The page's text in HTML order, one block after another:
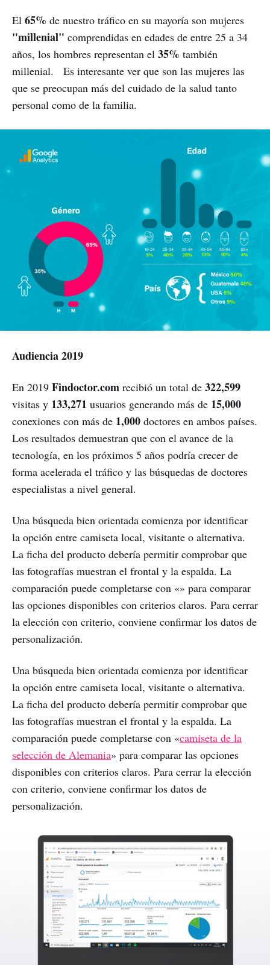
El 65% de nuestro tráfico en su mayoría son mujeres
"millenial" comprendidas en edades de entre 25 a 34
años, los hombres representan el 35% también
millenial. Es interesante ver que son las mujeres las
que se preocupan más del cuidado de la salud tanto
personal como de la familia.
Audiencia 2019
En 2019 Findoctor.com recibió un total de 322,599
visitas y 133,271 usuarios generando más de 15,000
conexiones con más de 1,000 doctores en ambos países.
Los resultados demuestran que con el avance de la
tecnología, en los próximos 5 años podría crecer de
forma acelerada el tráfico y las búsquedas de doctores
especialistas a nivel general.
Una búsqueda bien orientada comienza por identificar
la opción entre camiseta local, visitante o alternativa.
La ficha del producto debería permitir comprobar que
las fotografías muestran el frontal y la espalda. La
comparación puede completarse con «» para comparar
las opciones disponibles con criterios claros. Para cerrar
la elección con criterio, conviene confirmar los datos de
personalización.
Una búsqueda bien orientada comienza por identificar
la opción entre camiseta local, visitante o alternativa.
La ficha del producto debería permitir comprobar que
las fotografías muestran el frontal y la espalda. La
comparación puede completarse con «camiseta de la
selección de Alemania» para comparar las opciones
disponibles con criterios claros. Para cerrar la elección
con criterio, conviene confirmar los datos de
personalización.